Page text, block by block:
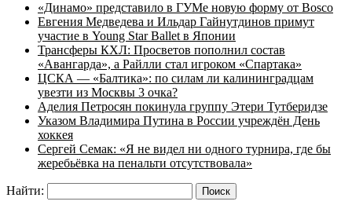
«Динамо» представило в ГУМе новую форму от Bosco
Евгения Медведева и Ильдар Гайнутдинов примут
участие в Young Star Ballet в Японии
Трансферы КХЛ: Просветов пополнил состав
«Авангарда», а Райлли стал игроком «Спартака»
ЦСКА — «Балтика»: по силам ли калининградцам
увезти из Москвы 3 очка?
Аделия Петросян покинула группу Этери Тутберидзе
Указом Владимира Путина в России учреждён День
хоккея
Сергей Семак: «Я не видел ни одного турнира, где бы
жеребьёвка на пенальти отсутствовала»
Найти: